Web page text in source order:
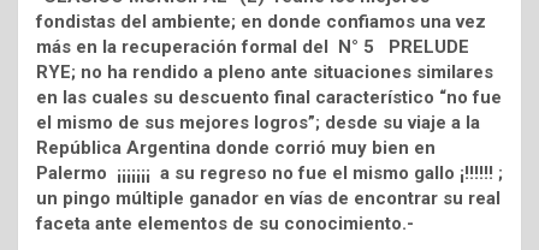
fondistas del ambiente; en donde confiamos una vez
más en la recuperación formal del N° 5 PRELUDE
RYE; no ha rendido a pleno ante situaciones similares
en las cuales su descuento final característico “no fue
el mismo de sus mejores logros”; desde su viaje a la
República Argentina donde corrió muy bien en
Palermo ¡¡¡¡¡¡¡ a su regreso no fue el mismo gallo ¡!!!!!! ;
un pingo múltiple ganador en vías de encontrar su real
faceta ante elementos de su conocimiento.-